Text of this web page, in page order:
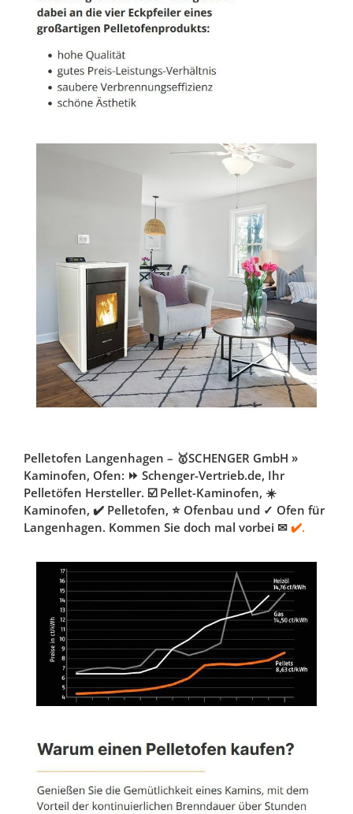
Pelletofen Langenhagen – 🥇SCHENGER GmbH »
Kaminofen, Ofen: ⏩ Schenger-Vertrieb.de, Ihr
Pelletöfen Hersteller. ☑️ Pellet-Kaminofen, ☀️
Kaminofen, ✔️ Pelletofen, ⭐ Ofenbau und ✓ Ofen für
Langenhagen. Kommen Sie doch mal vorbei ✉ ✔️.